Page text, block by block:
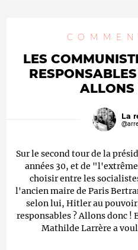
LES
ALLONS
La
Sur le second tour de la
années 30, et de
choisir entre les
l'ancien maire de Paris
selon lui, Hitler au
responsables ? Allons donc !
Mathilde Larrère a